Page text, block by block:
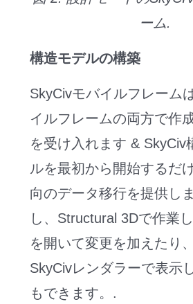
ーム.
構造モデルの構築
SkyCivモバイルフレーム
イルフレームの両方で作
を受け入れます & SkyCiv
ルを最初から開始するだ
向のデータ移行を提供し
し、Structural 3Dで作業
を開いて変更を加えたり
SkyCivレンダラーで表示
もできます。.